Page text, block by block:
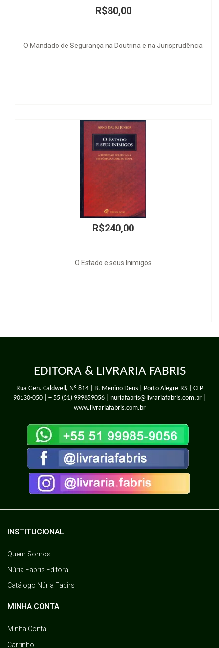
na Doutrina e na Jurisprudência Codificazione
EDITORA & LIVRARIA FABRIS
Rua Gen. Caldwell, Nº 814 | B. Menino Deus | Porto Alegre-RS | CEP
90130-050 | + 55 (51) 999859056| nuriafabris@livrariafabris.com.br |
www.livrariafabris.com.br
INSTITUCIONAL
Quem Somos
Núria Fabris Editora
Catálogo Núria Fabirs
MINHA CONTA
Minha Conta
Carrinho